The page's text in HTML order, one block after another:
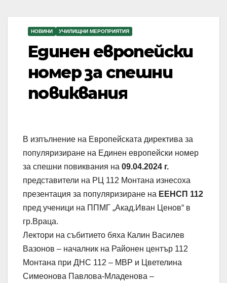
НОВИНИ УЧИЛИЩНИ МЕРОПРИЯТИЯ
Единен европейски
номер за спешни
повиквания
В изпълнение на Европейската директива за
популяризиране на Единен европейски номер
за спешни повиквания на 09.04.2024 г.
представители на РЦ 112 Монтана изнесоха
презентация за популяризиране на ЕЕНСП 112
пред ученици на ППМГ „Акад.Иван Ценов“ в
гр.Враца.
Лектори на събитието бяха Калин Василев
Вазонов – началник на Районен център 112
Монтана при ДНС 112 – МВР и Цветелина
Симеонова Павлова-Младенова –